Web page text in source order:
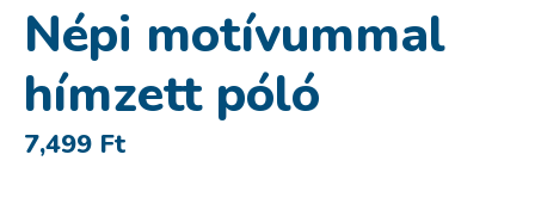
Népi motívummal
hímzett póló
7,499 Ft